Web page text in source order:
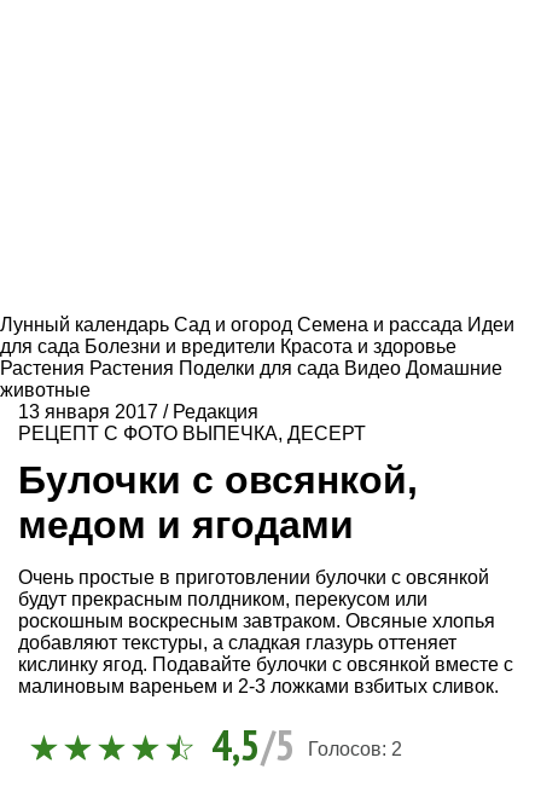
Лунный календарь Сад и огород Семена и рассада Идеи
для сада Болезни и вредители Красота и здоровье
Растения Растения Поделки для сада Видео Домашние
животные
13 января 2017 / Редакция
РЕЦЕПТ С ФОТО ВЫПЕЧКА, ДЕСЕРТ
Булочки с овсянкой,
медом и ягодами
Очень простые в приготовлении булочки с овсянкой
будут прекрасным полдником, перекусом или
роскошным воскресным завтраком. Овсяные хлопья
добавляют текстуры, а сладкая глазурь оттеняет
кислинку ягод. Подавайте булочки с овсянкой вместе с
малиновым вареньем и 2-3 ложками взбитых сливок.
4,5/5 Голосов: 2